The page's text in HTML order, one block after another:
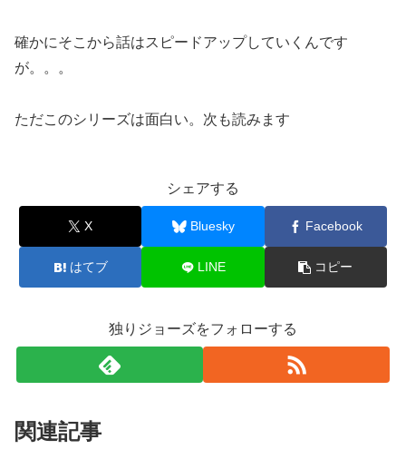
確かにそこから話はスピードアップしていくんです
が。。。
ただこのシリーズは面白い。次も読みます
シェアする
X Bluesky Facebook
はてブ LINE コピー
独りジョーズをフォローする
関連記事